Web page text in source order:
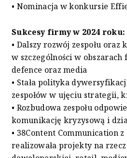
• Nominacja w konkursie
Sukcesy firmy w 2024 roku:
• Dalszy rozwój zespołu
w szczególności w obszarach
defence oraz media
• Stała polityka
zespołów w ujęciu strategii,
• Rozbudowa zespołu
komunikację kryzysową i
• 38Content Communication
realizowała projekty na